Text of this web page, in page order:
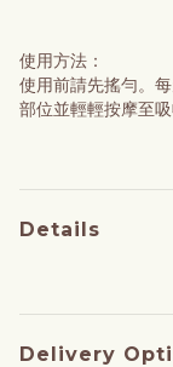
使用方法：
使用前請先搖勻。
部位並輕輕按摩至吸
Details
Delivery